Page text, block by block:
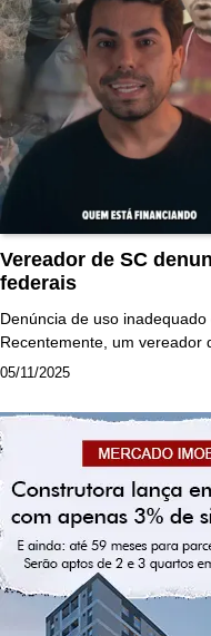
Vereador de SC
federais
Denúncia de uso
Recentemente, um vereador
05/11/2025